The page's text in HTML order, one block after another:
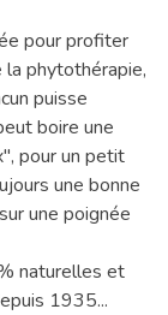
pour profiter
phytothérapie,
puisse
boire une
pour un petit
une bonne
une poignée
naturelles et
1935...